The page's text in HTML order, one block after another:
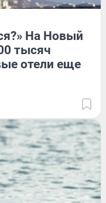
На Новый
тысяч
отели еще